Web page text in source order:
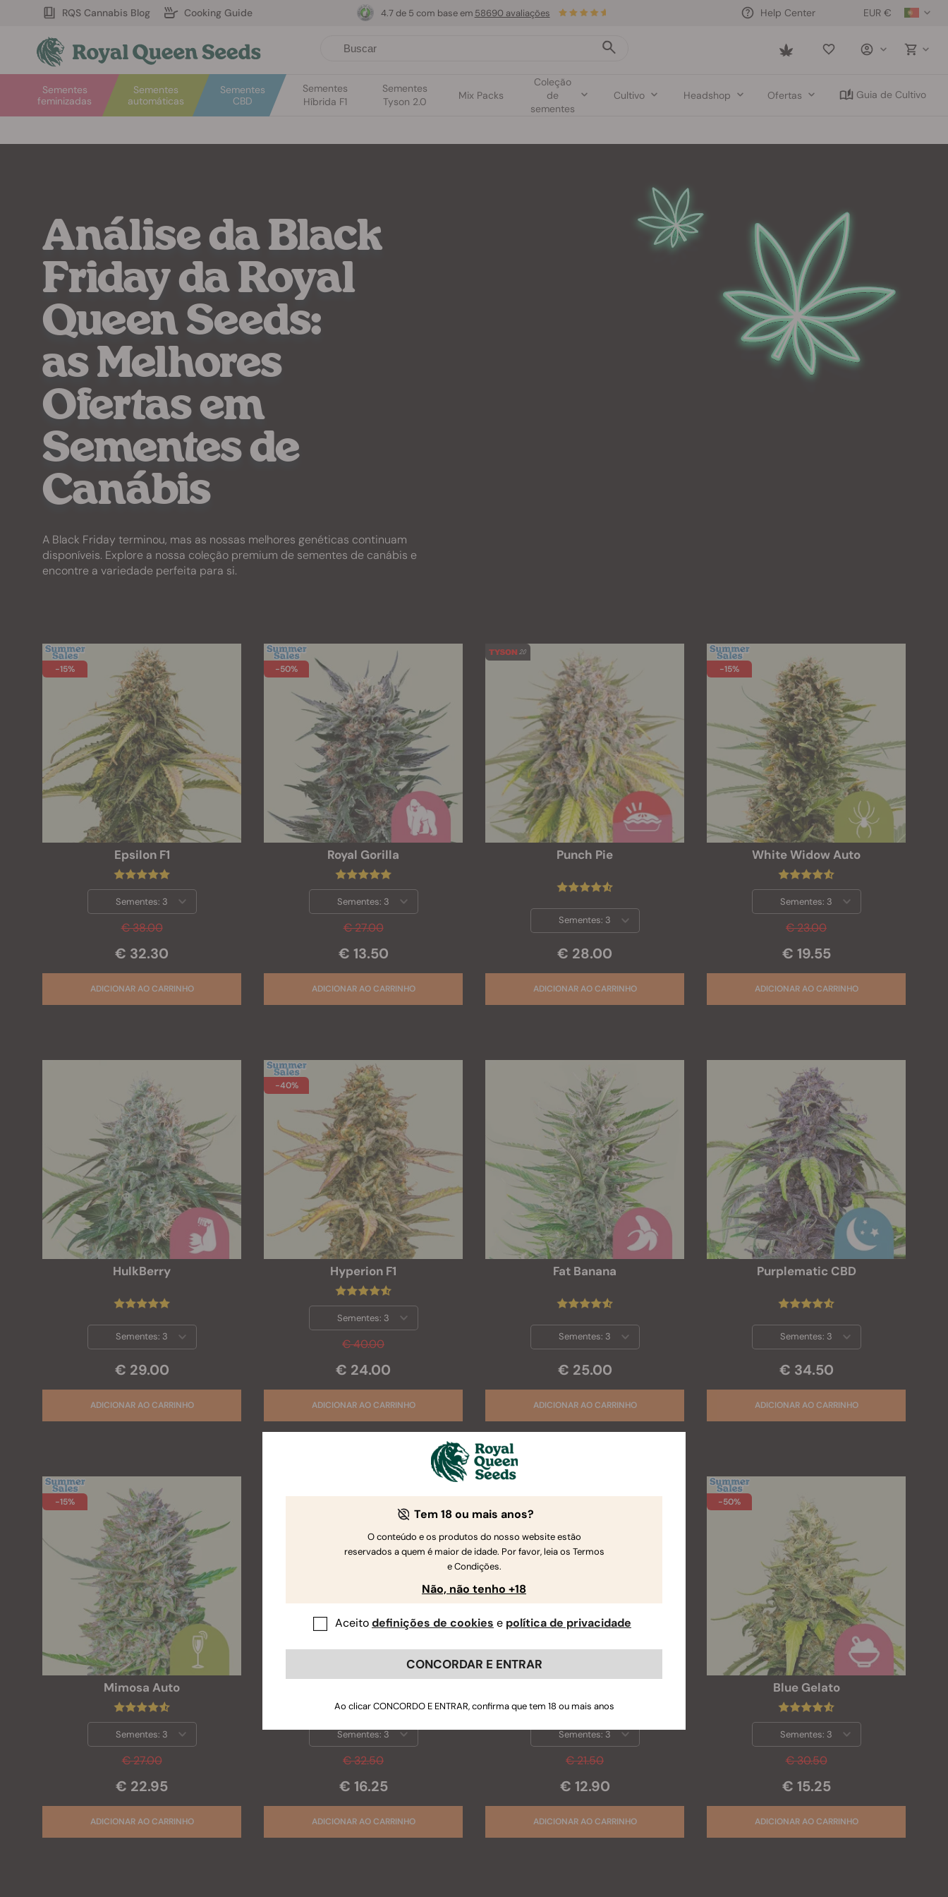
RQS Cannabis Blog Cooking Guide EUR €
Help Center
Saved
Sementes
automáticas
Sementes
feminizadas
Sementes
CBD
Sementes
Híbrida F1
Sementes
Tyson 2.0
Mix Packs
Coleção
de
sementes
Cultivo Headshop Ofertas Guia de Cultivo
4.7 de 5 com base em 58690 avaliações
Análise da Black
Friday da Royal
Queen Seeds:
as Melhores
Ofertas em
Sementes de
Canábis
A Black Friday terminou, mas as nossas melhores genéticas continuam
disponíveis. Explore a nossa coleção premium de sementes de canábis e
encontre a variedade perfeita para si.
-15%
Epsilon F1
€ 38.00
€ 32.30
Sementes: 3
-50%
Royal Gorilla
€ 27.00
€ 13.50
Sementes: 3
Punch Pie
€ 28.00
Sementes: 3
-15%
White Widow Auto
€ 23.00
€ 19.55
Sementes: 3
HulkBerry
€ 29.00
Sementes: 3
-40%
Hyperion F1
€ 40.00
€ 24.00
Sementes: 3
Fat Banana
€ 25.00
Sementes: 3
Purplematic CBD
€ 34.50
Sementes: 3
-15%
Mimosa Auto
€ 27.00
€ 22.95
Sementes: 3
€ 32.50
€ 16.25
Sementes: 3
€ 21.50
€ 12.90
Sementes: 3
-50%
Blue Gelato
€ 30.50
€ 15.25
Sementes: 3
Tem 18 ou mais anos?
O conteúdo e os produtos do nosso website estão
reservados a quem é maior de idade. Por favor, leia os Termos
e Condições.
Não, não tenho +18
Aceitodefinições de cookies e política de privacidade
CONCORDAR E ENTRAR
Ao clicar CONCORDO E ENTRAR, confirma que tem 18 ou mais anos